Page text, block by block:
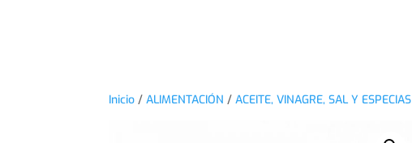
Inicio /ALIMENTACIÓN /ACEITE, VINAGRE, SAL Y ESPECIAS